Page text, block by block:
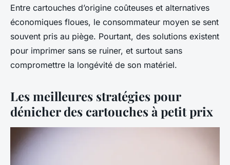
Entre cartouches d’origine coûteuses et alternatives
économiques floues, le consommateur moyen se sent
souvent pris au piège. Pourtant, des solutions existent
pour imprimer sans se ruiner, et surtout sans
compromettre la longévité de son matériel.
Les meilleures stratégies pour
dénicher des cartouches à petit prix